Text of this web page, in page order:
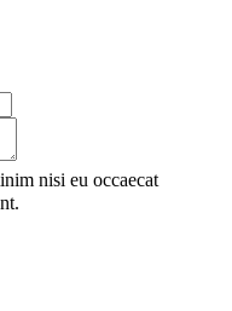
nisi eu occaecat